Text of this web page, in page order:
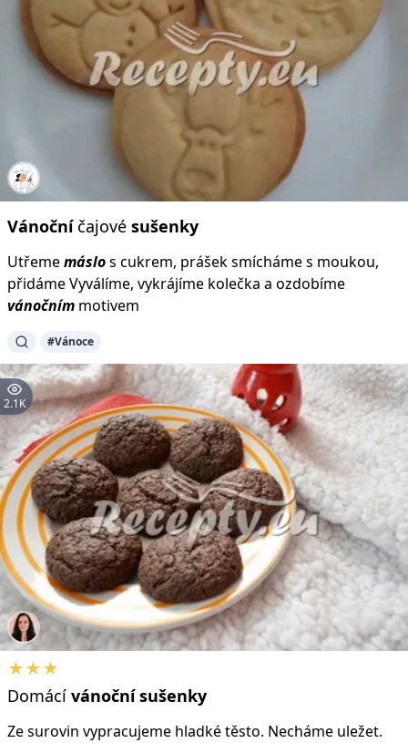
Vánočníčajové sušenky
Utřememáslos cukrem, prášek smícháme s moukou,
přidáme Vyválíme, vykrájíme kolečka a ozdobíme
vánočním motivem
#Vánoce
2.1K
★★★
Domácí vánoční sušenky
Ze surovin vypracujeme hladké těsto. Necháme uležet.